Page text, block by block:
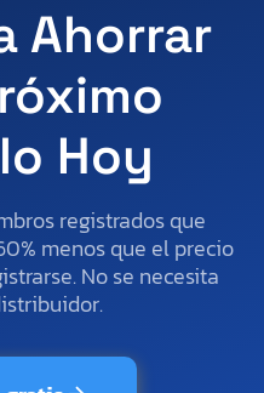
Ahorrar
Hoy
registrados que
menos que el precio
No se necesita